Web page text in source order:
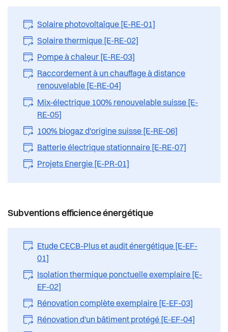
Solaire photovoltaïque [E-RE-01]
Solaire thermique [E-RE-02]
Pompe à chaleur [E-RE-03]
Raccordement à un chauffage à distance
renouvelable [E-RE-04]
Mix-électrique 100% renouvelable suisse [E-
RE-05]
100% biogaz d'origine suisse [E-RE-06]
Batterie électrique stationnaire [E-RE-07]
Projets Energie [E-PR-01]
Subventions efficience énergétique
Etude CECB-Plus et audit énergétique [E-EF-
01]
Isolation thermique ponctuelle exemplaire [E-
EF-02]
Rénovation complète exemplaire [E-EF-03]
Rénovation d'un bâtiment protégé [E-EF-04]